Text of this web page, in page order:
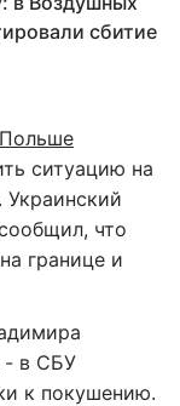
сбитие
ситуацию на
Украинский
что
границе и
- в СБУ
к покушению.